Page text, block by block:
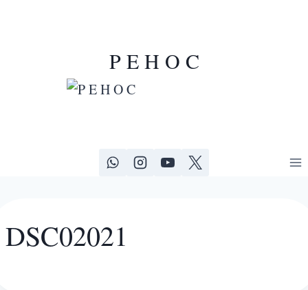
P E H O C
DSC02021